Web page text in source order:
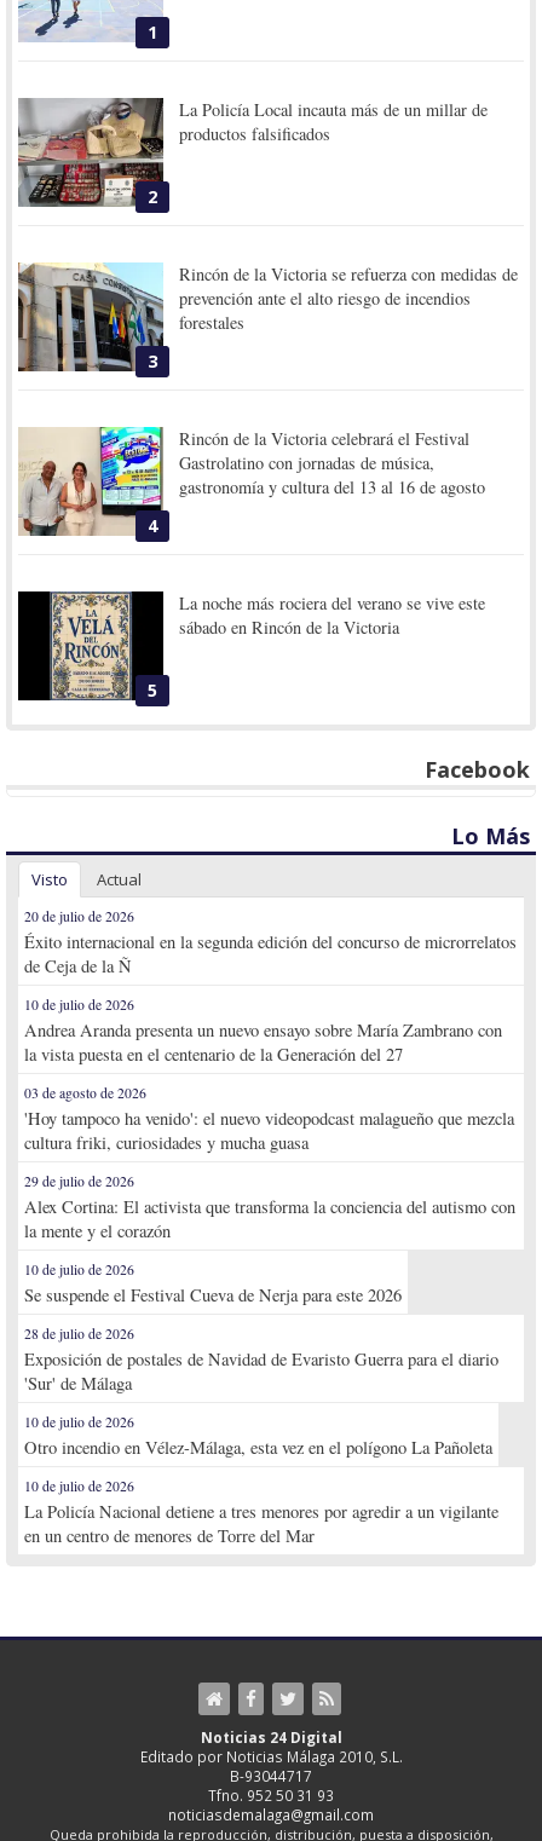
1
2
La Policía Local incauta más de un millar de
productos falsificados
3
Rincón de la Victoria se refuerza con medidas de
prevención ante el alto riesgo de incendios
forestales
4
Rincón de la Victoria celebrará el Festival
Gastrolatino con jornadas de música,
gastronomía y cultura del 13 al 16 de agosto
5
La noche más rociera del verano se vive este
sábado en Rincón de la Victoria
Facebook
Lo Más
Visto Actual
20 de julio de 2026
Éxito internacional en la segunda edición del concurso de microrrelatos
de Ceja de la Ñ
10 de julio de 2026
Andrea Aranda presenta un nuevo ensayo sobre María Zambrano con
la vista puesta en el centenario de la Generación del 27
03 de agosto de 2026
'Hoy tampoco ha venido': el nuevo videopodcast malagueño que mezcla
cultura friki, curiosidades y mucha guasa
29 de julio de 2026
Alex Cortina: El activista que transforma la conciencia del autismo con
la mente y el corazón
10 de julio de 2026
Se suspende el Festival Cueva de Nerja para este 2026
28 de julio de 2026
Exposición de postales de Navidad de Evaristo Guerra para el diario
'Sur' de Málaga
10 de julio de 2026
Otro incendio en Vélez-Málaga, esta vez en el polígono La Pañoleta
10 de julio de 2026
La Policía Nacional detiene a tres menores por agredir a un vigilante
en un centro de menores de Torre del Mar
Noticias 24 Digital
Editado por Noticias Málaga 2010, S.L.
B-93044717
Tfno. 952 50 31 93
noticiasdemalaga@gmail.com
Queda prohibida la reproducción, distribución, puesta a disposición,